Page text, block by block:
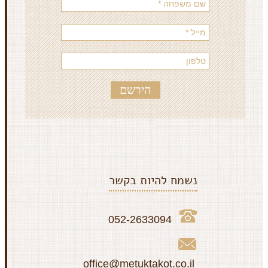
נשמח להיות בקשר
052-2633094
office@metuktakot.co.il